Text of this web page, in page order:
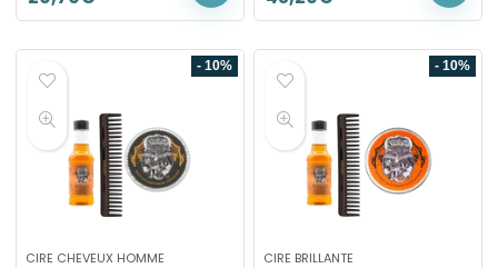
- 10%
CIRE CHEVEUX HOMME
- 10%
CIRE BRILLANTE